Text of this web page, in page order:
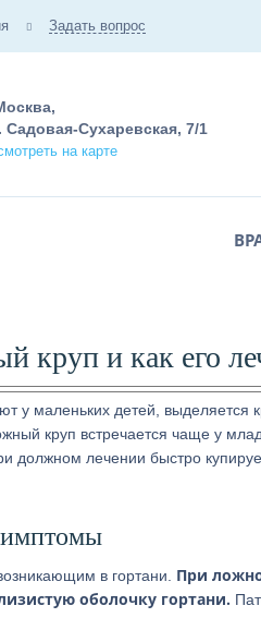
Задать вопрос
Садовая-Сухаревская, 7/1
на карте
круп и как его
у маленьких детей, выделяется
круп встречается чаще у
должном лечении быстро
в гортани. При
оболочку гортани.